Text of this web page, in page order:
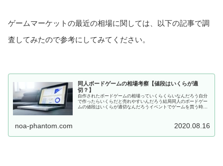
ゲームマーケットの最近の相場に関しては、以下の記事で調
査してみたので参考にしてみてください。
同人ボードゲームの相場考察【値段はいくらが適
切？】
自作されたボードゲームの相場っていくらくらいなんだろう自分
で作ったらいくらだと売れやすいんだろう結局同人のボードゲー
ムの値段はいくらが適切なんだろうイベントでゲームを買う時も
noa-phantom.com 2020.08.16